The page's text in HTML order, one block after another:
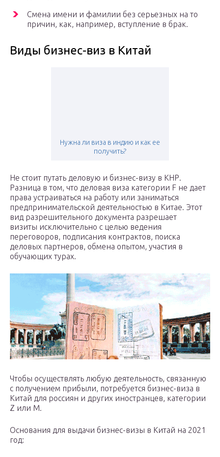
Смена имени и фамилии без серьезных на то
причин, как, например, вступление в брак.
Виды бизнес-виз в Китай
Нужна ли виза в индию и как ее
получить?
Не стоит путать деловую и бизнес-визу в КНР.
Разница в том, что деловая виза категории F не дает
права устраиваться на работу или заниматься
предпринимательской деятельностью в Китае. Этот
вид разрешительного документа разрешает
визиты исключительно с целью ведения
переговоров, подписания контрактов, поиска
деловых партнеров, обмена опытом, участия в
обучающих турах.
Чтобы осуществлять любую деятельность, связанную
с получением прибыли, потребуется бизнес-виза в
Китай для россиян и других иностранцев, категории
Z или M.
Основания для выдачи бизнес-визы в Китай на 2021
год: